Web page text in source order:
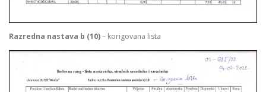
Razredna nastava b (10)– korigovana lista